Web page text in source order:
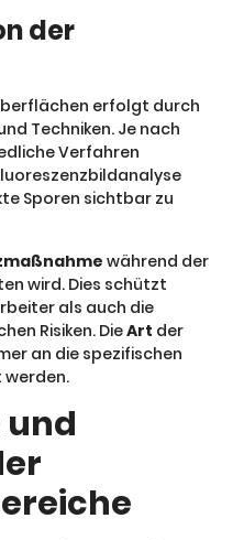
der
erfolgt durch
Techniken. Je nach
Verfahren
Sporen sichtbar zu
während der
wird. Dies schützt
als auch die
Risiken. DieArt der
an die spezifischen
und